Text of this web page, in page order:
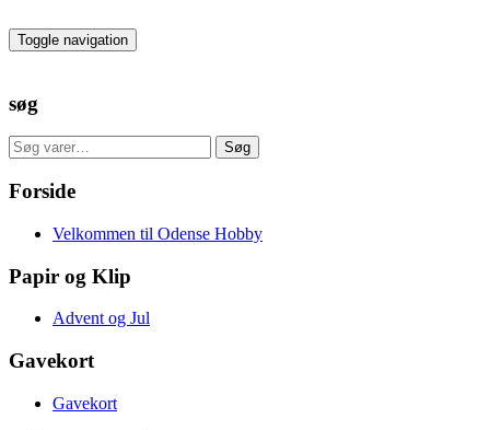
to
the
Toggle navigation
søg
Søg
efter:
Søg
Forside
Velkommen til Odense Hobby
Papir og Klip
Advent og Jul
Gavekort
Gavekort